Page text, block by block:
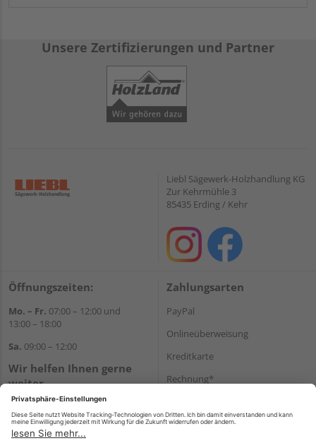
Unsere Zertifizierungen und Partner
Liebl Sägewerk-Holzhandlung KG
Zur Kehrmühle 3
85435 Erding / Kehr
Öffnungszeiten:
Mo. – Fr. 07:00 – 12:00 und
13:00 – 18:00
Sa. 09:00 – 12:00
Wir helfen Ihnen gerne
weiter
Tel.:+49 8122 14197
E-Mail:vertrieb@holz-liebl.de
Zahlungsarten
PayPal
Onlineüberweisung
Kreditkarte
Rechnung*
Versand